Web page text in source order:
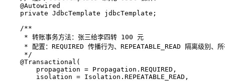
@Autowired
private JdbcTemplate jdbcTemplate;
/**
     * 转账事务方法：张三给李四转 100 元
* 配置：REQUIRED 传播行为、REPEATABLE_READ 隔离级别、所
     */
@Transactional(
        propagation = Propagation.REQUIRED,
        isolation = Isolation.REPEATABLE_READ,